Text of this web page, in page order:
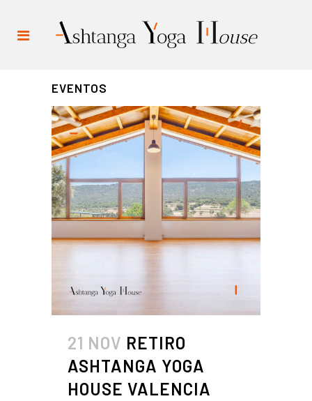
EVENTOS
21 NOV RETIRO
ASHTANGA YOGA
HOUSE VALENCIA